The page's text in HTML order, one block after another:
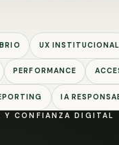
UX INSTITUCIONAL
PERFORMANCE
IA
Y CONFIANZA DIGITAL